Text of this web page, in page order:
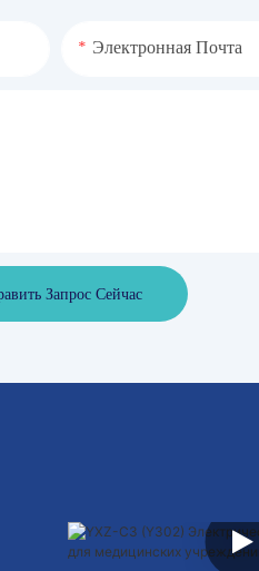
Электронная Почта
Запрос Сейчас